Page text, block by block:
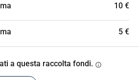
10 €
5 €
a questa raccolta fondi. info